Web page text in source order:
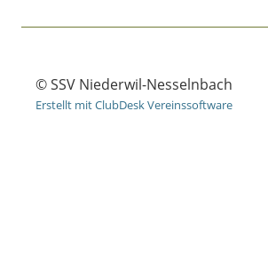
© SSV Niederwil-Nesselnbach
Erstellt mit ClubDesk Vereinssoftware